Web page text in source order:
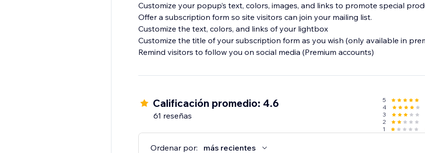
Customize your popup’s text, colors, images, and links to promote special
Offer a subscription form so site visitors can join your mailing list.
Customize the text, colors, and links of your lightbox
Customize the title of your subscription form as you wish (only available in
Remind visitors to follow you on social media (Premium accounts)
Calificación promedio: 4.6
61 reseñas
5
4
3
2
1
Ordenar por: más recientes